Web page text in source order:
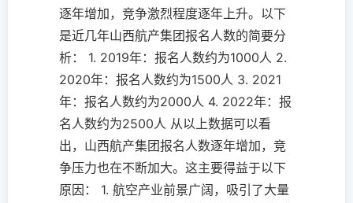
逐年增加，竞争激烈程度逐年上升。以下
是近几年山西航产集团报名人数的简要分
析： 1. 2019年：报名人数约为1000人 2.
2020年：报名人数约为1500人 3. 2021
年：报名人数约为2000人 4. 2022年：报
名人数约为2500人 从以上数据可以看
出，山西航产集团报名人数逐年增加，竞
争压力也在不断加大。这主要得益于以下
原因： 1. 航空产业前景广阔，吸引了大量